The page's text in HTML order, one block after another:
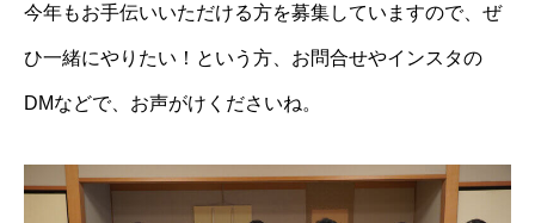
今年もお手伝いいただける方を募集していますので、ぜ
ひ一緒にやりたい！という方、お問合せやインスタの
DMなどで、お声がけくださいね。